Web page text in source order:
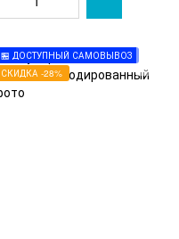
🏪 ДОСТУПНЫЙ САМОВЫВОЗ
СКИДКА -28%